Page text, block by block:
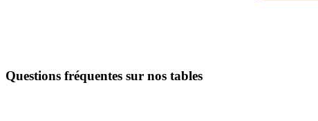
Questions fréquentes sur nos tables